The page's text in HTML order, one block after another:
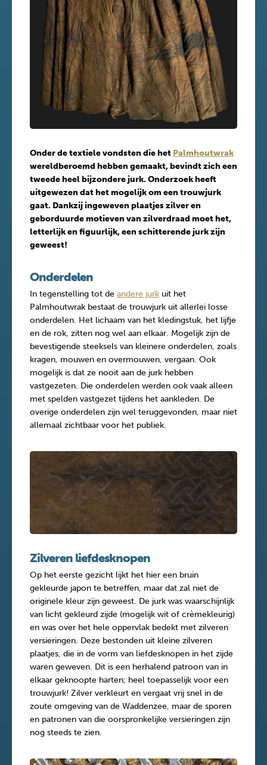
Onder de textiele vondsten die het Palmhoutwrak
wereldberoemd hebben gemaakt, bevindt zich een
tweede heel bijzondere jurk. Onderzoek heeft
uitgewezen dat het mogelijk om een trouwjurk
gaat. Dankzij ingeweven plaatjes zilver en
geborduurde motieven van zilverdraad moet het,
letterlijk en figuurlijk, een schitterende jurk zijn
geweest!
Onderdelen
In tegenstelling tot de andere jurk uit het
Palmhoutwrak bestaat de trouwjurk uit allerlei losse
onderdelen. Het lichaam van het kledingstuk, het lijfje
en de rok, zitten nog wel aan elkaar. Mogelijk zijn de
bevestigende steeksels van kleinere onderdelen, zoals
kragen, mouwen en overmouwen, vergaan. Ook
mogelijk is dat ze nooit aan de jurk hebben
vastgezeten. Die onderdelen werden ook vaak alleen
met spelden vastgezet tijdens het aankleden. De
overige onderdelen zijn wel teruggevonden, maar niet
allemaal zichtbaar voor het publiek.
Zilveren liefdesknopen
Op het eerste gezicht lijkt het hier een bruin
gekleurde japon te betreffen, maar dat zal niet de
originele kleur zijn geweest. De jurk was waarschijnlijk
van licht gekleurd zijde (mogelijk wit of crèmekleurig)
en was over het hele oppervlak bedekt met zilveren
versieringen. Deze bestonden uit kleine zilveren
plaatjes, die in de vorm van liefdesknopen in het zijde
waren geweven. Dit is een herhalend patroon van in
elkaar geknoopte harten; heel toepasselijk voor een
trouwjurk! Zilver verkleurt en vergaat vrij snel in de
zoute omgeving van de Waddenzee, maar de sporen
en patronen van die oorspronkelijke versieringen zijn
nog steeds te zien.